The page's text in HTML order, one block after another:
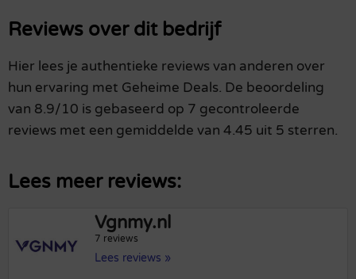
Reviews over dit bedrijf
Hier lees je authentieke reviews van anderen over
hun ervaring met Geheime Deals. De beoordeling
van 8.9/10 is gebaseerd op 7 gecontroleerde
reviews met een gemiddelde van 4.45 uit 5 sterren.
Lees meer reviews:
Vgnmy.nl
7 reviews
Lees reviews »